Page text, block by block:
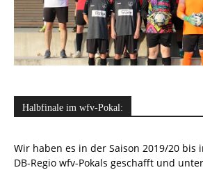
Halbfinale im wfv-Pokal:
Wir haben es in der Saison 2019/20 bis
DB-Regio wfv-Pokals geschafft und